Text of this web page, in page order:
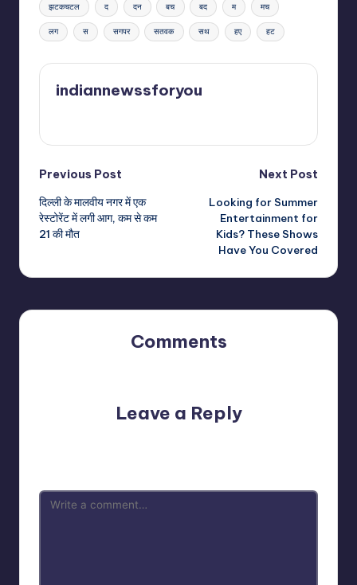
झटकचटल द दन बच बद म मच
लग स सगपर सतवक सथ हए हट
indiannewssforyou
Post
navigation
Previous Post
दिल्ली के मालवीय नगर में एक
रेस्टोरेंट में लगी आग, कम से कम
21 की मौत
Next Post
Looking for Summer
Entertainment for
Kids? These Shows
Have You Covered
Comments
Leave a Reply